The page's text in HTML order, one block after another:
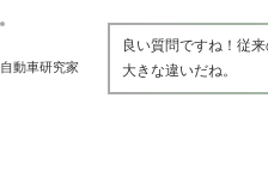
自動車研究家
良い質問ですね！従
大きな違いだね。